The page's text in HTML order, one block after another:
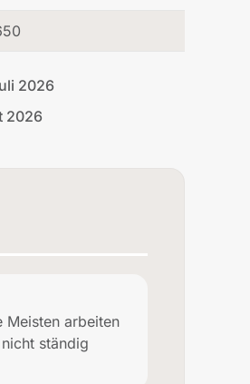
2026
2026
Meisten arbeiten
ständig